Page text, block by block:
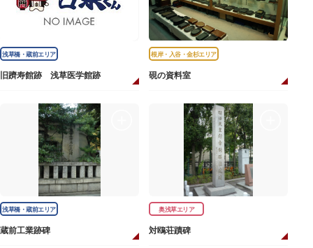
浅草橋・蔵前エリア
旧躋寿館跡 浅草医学館跡
根岸・入谷・金杉エリア
硯の資料室
浅草橋・蔵前エリア
蔵前工業跡碑
奥浅草エリア
対鴎荘蹟碑